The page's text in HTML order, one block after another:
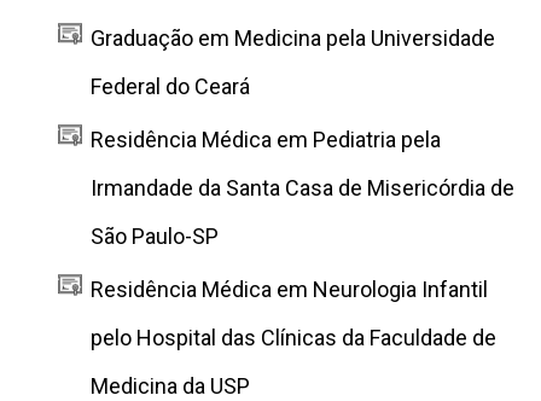
Graduação em Medicina pela Universidade
Federal do Ceará
Residência Médica em Pediatria pela
Irmandade da Santa Casa de Misericórdia de
São Paulo-SP
Residência Médica em Neurologia Infantil
pelo Hospital das Clínicas da Faculdade de
Medicina da USP